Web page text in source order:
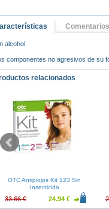
Comentarios
alcohol
componentes no agresivos de su
relacionados
OTC Antipiojos Kit 123 Sin
Insecticida
33.66 € 24.94 €